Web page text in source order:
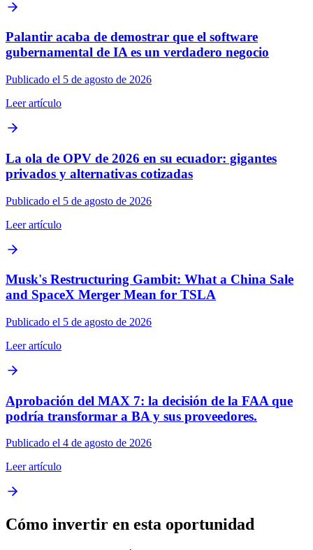
Palantir acaba de demostrar que el software
gubernamental de IA es un verdadero negocio
Publicado el 5 de agosto de 2026
Leer artículo
La ola de OPV de 2026 en su ecuador: gigantes
privados y alternativas cotizadas
Publicado el 5 de agosto de 2026
Leer artículo
Musk's Restructuring Gambit: What a China Sale
and SpaceX Merger Mean for TSLA
Publicado el 5 de agosto de 2026
Leer artículo
Aprobación del MAX 7: la decisión de la FAA que
podría transformar a BA y sus proveedores.
Publicado el 4 de agosto de 2026
Leer artículo
Cómo invertir en esta oportunidad